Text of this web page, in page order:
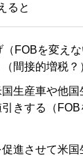
ると
FOBを変えな
間接的増税？
生産車や他
きする（
進させて米国